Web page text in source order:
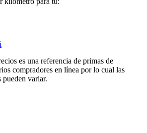
es una referencia de primas de
compradores en línea por lo cual las
pueden variar.